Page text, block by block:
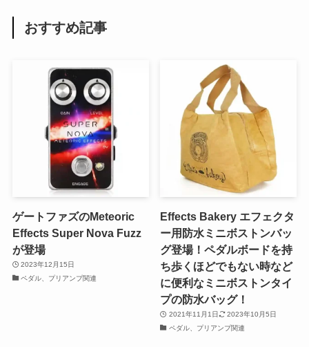
おすすめ記事
ゲートファズのMeteoric
Effects Super Nova Fuzz
が登場
2023年12月15日
ペダル、プリアンプ関連
Effects Bakery エフェクタ
ー用防水ミニボストンバッ
グ登場！ペダルボードを持
ち歩くほどでもない時など
に便利なミニボストンタイ
プの防水バッグ！
2021年11月1日
2023年10月5日
ペダル、プリアンプ関連